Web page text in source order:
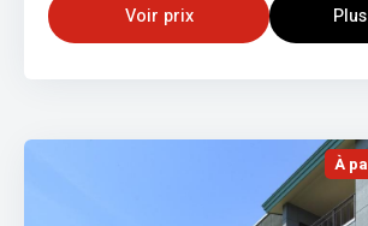
Voir prix
À